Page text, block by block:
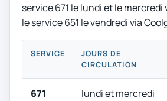
service 671 le lundi et le mercredi
le service 651 le vendredi via
SERVICE
JOURS DE
CIRCULATION
671 lundi et mercredi